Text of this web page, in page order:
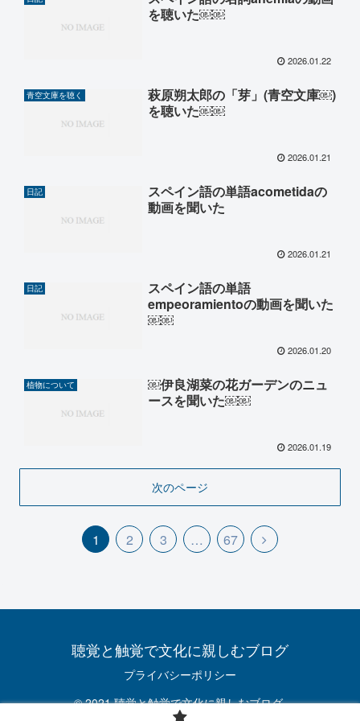
を聴いた￼￼
2026.01.22
青空文庫を聴く
萩原朔太郎の「芽」(青空文庫￼)
を聴いた￼￼
2026.01.21
日記
スペイン語の単語acometidaの
動画を聞いた
2026.01.21
日記
スペイン語の単語
empeoramientoの動画を聞いた
￼￼
2026.01.20
植物について
￼伊良湖菜の花ガーデンのニュ
ースを聞いた￼￼
2026.01.19
次のページ
1 2 3 … 67
聴覚と触覚で文化に親しむブログ
プライバシーポリシー
© 2021 聴覚と触覚で文化に親しむブログ.